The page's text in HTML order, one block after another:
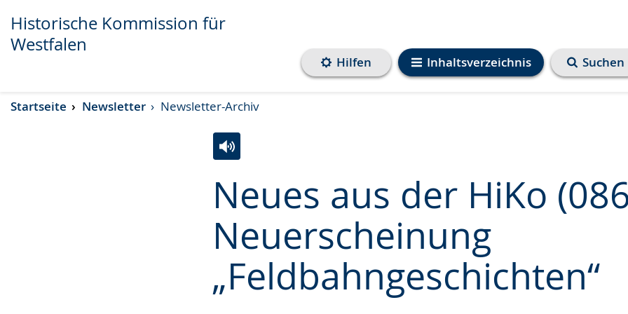
Transkript anzeigen
Abspielen
Pausieren
Historische Kommission für
Westfalen
Inhaltsverzeichnis
Hilfen Suchen
Startseite Newsletter Newsletter-Archiv
Neues aus der HiKo
Neuerscheinung
„Feldbahngeschichten“
Leichten
Sprache
wechseln.
Audio-
Unterstützung.
Video
in
Deutscher
Gebärdensprache
wird
angezeigt.